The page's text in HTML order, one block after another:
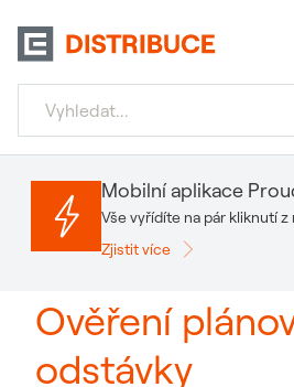
Ověření
odstávky
Mobilní aplikace
Vše vyřídíte na pár kliknutí z
Zjistit více